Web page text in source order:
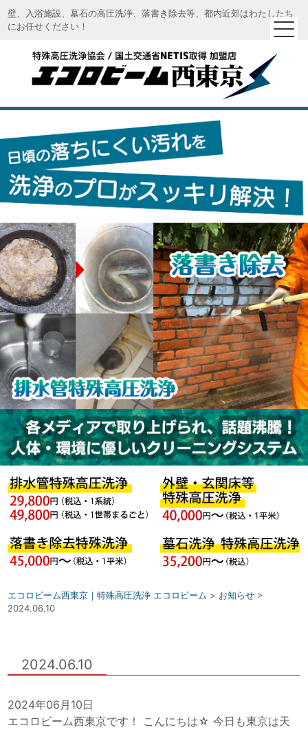
壁、入浴施設、墓石の高圧洗浄、落書き除去等、都内近郊はわたしたち
にお任せください！
エコロビーム西東京｜特殊高圧洗浄 エコロビーム
エコロビーム西東京｜特殊高圧洗浄 エコロビーム > お知らせ >
2024.06.10
2024.06.10
2024年06月10日
エコロビーム西東京です！ こんにちは☆ 今日も東京は天